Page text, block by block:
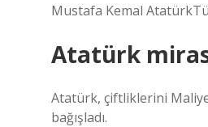
Mustafa Kemal
Atatürk
Atatürk, çiftliklerini Maliye
bağışladı.